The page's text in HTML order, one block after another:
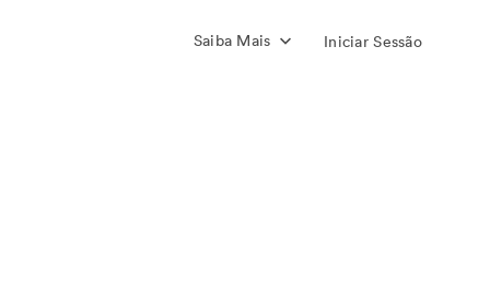
Saiba Mais Iniciar Sessão